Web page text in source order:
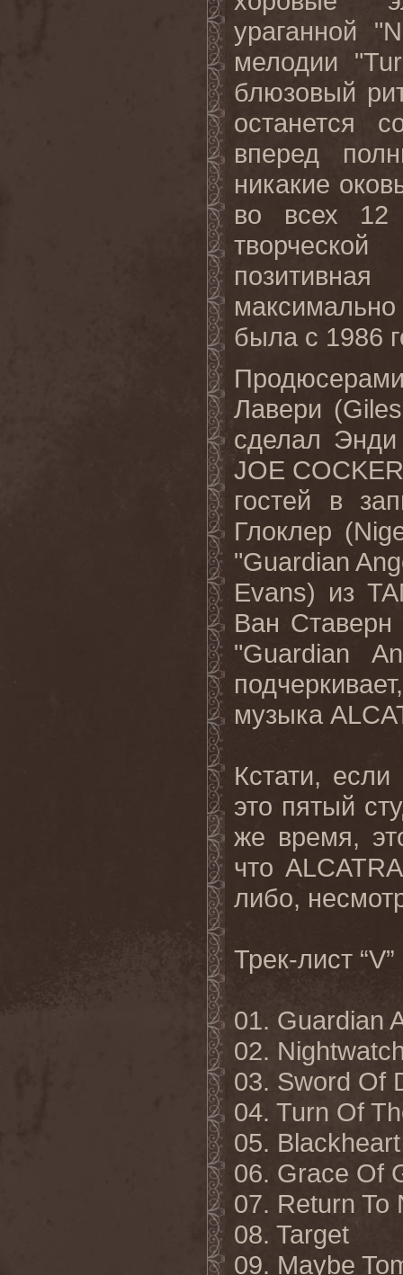
ураганной "
мелодии "
блюзовый
останется
вперед
никакие
во всех 12
была с 1986
Лавери (Giles
сделал
JOE
гостей в
Глоклер (
"Guardian
Evans) из
Ван Ставерн
"Guardian
музыка
Кстати, если
это пятый
же время,
что
либо,
Трек-лист “V”
01. Guardian
02.
03. Sword Of
04. Turn Of
05. Blackheart
06. Grace Of
07. Return To
08. Target
09. Maybe